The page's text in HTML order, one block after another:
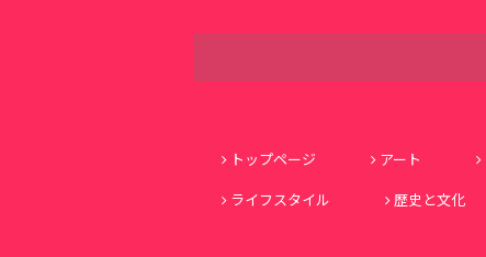
トップページ
アート
ライフスタイル
歴史と文化